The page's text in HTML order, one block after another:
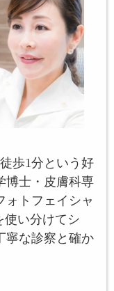
歩1分という好
博士・皮膚科専
ォトフェイシャ
使い分けてシ
寧な診察と確か